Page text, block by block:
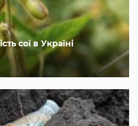
сої в Україні